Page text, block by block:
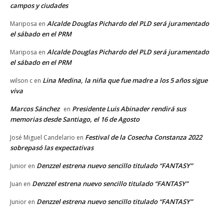
campos y ciudades
Mariposa en Alcalde Douglas Pichardo del PLD será juramentado
el sábado en el PRM
Mariposa en Alcalde Douglas Pichardo del PLD será juramentado
el sábado en el PRM
wilson c en Lina Medina, la niña que fue madre a los 5 años sigue
viva
Marcos Sánchez en Presidente Luis Abinader rendirá sus
memorias desde Santiago, el 16 de Agosto
José Miguel Candelario en Festival de la Cosecha Constanza 2022
sobrepasó las expectativas
Junior en Denzzel estrena nuevo sencillo titulado “FANTASY”
Juan en Denzzel estrena nuevo sencillo titulado “FANTASY”
Junior en Denzzel estrena nuevo sencillo titulado “FANTASY”